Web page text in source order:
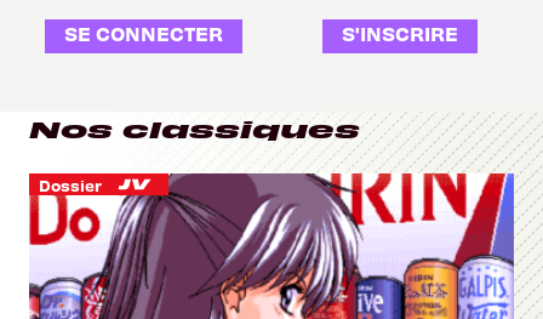
SE CONNECTER S'INSCRIRE
Nos classiques
Dossier